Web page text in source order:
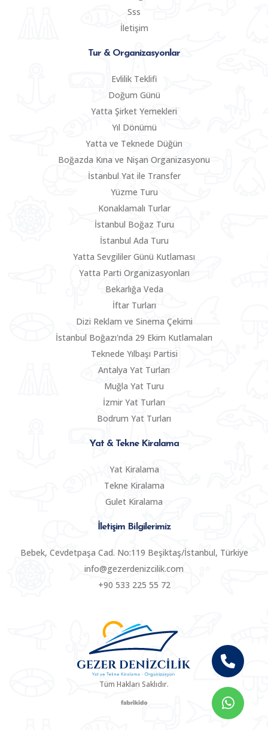
Sss
İletişim
Tur & Organizasyonlar
Evlilik Teklifi
Doğum Günü
Yatta Şirket Yemekleri
Yıl Dönümü
Yatta ve Teknede Düğün
Boğazda Kına ve Nişan Organizasyonu
İstanbul Yat ile Transfer
Yüzme Turu
Konaklamalı Turlar
İstanbul Boğaz Turu
İstanbul Ada Turu
Yatta Sevgililer Günü Kutlaması
Yatta Parti Organizasyonları
Bekarlığa Veda
İftar Turları
Dizi Reklam ve Sinema Çekimi
İstanbul Boğazı'nda 29 Ekim Kutlamaları
Teknede Yılbaşı Partisi
Antalya Yat Turları
Muğla Yat Turu
İzmir Yat Turları
Bodrum Yat Turları
Yat & Tekne Kiralama
Yat Kiralama
Tekne Kiralama
Gulet Kiralama
İletişim Bilgilerimiz
Bebek, Cevdetpaşa Cad. No:119 Beşiktaş/İstanbul, Türkiye
info@gezerdenizcilik.com
+90 533 225 55 72
Tüm Hakları Saklıdır.